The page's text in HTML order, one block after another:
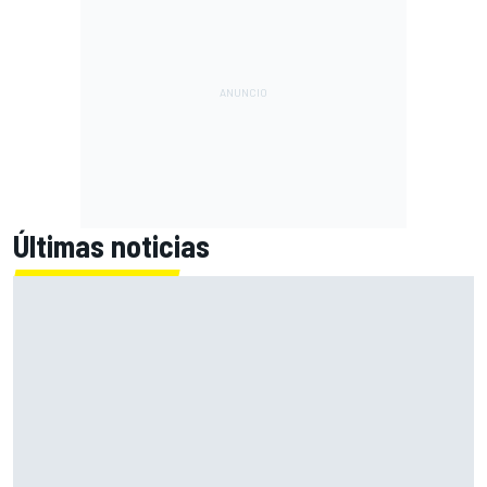
Últimas noticias